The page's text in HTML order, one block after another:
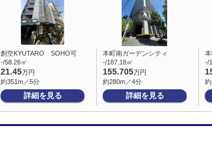
創空KYUTARO SOHO可
-/58.26㎡
21.45万円
約351m／5分
詳細を見る
本町南ガーデンシティ
-/187.18㎡
155.705万円
約280m／4分
詳細を見る
-/